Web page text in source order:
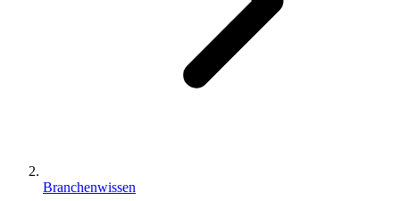
Branchenwissen